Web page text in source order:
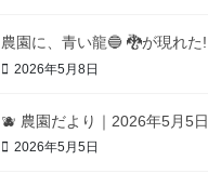
農園に、青い龍🔵 🐉が現れた!
2026年5月8日
🫐 農園だより｜2026年5月5日
2026年5月5日